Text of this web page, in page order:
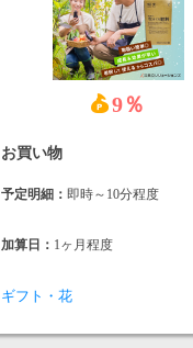
9％
お買い物
予定明細： 即時～10分程度
加算日： 1ヶ月程度
ギフト・花